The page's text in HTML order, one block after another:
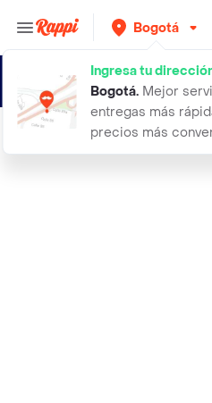
Bogotá
Ingresa tu
Bogotá. Mejor
entregas más
precios más
pestanina tr o p i co power